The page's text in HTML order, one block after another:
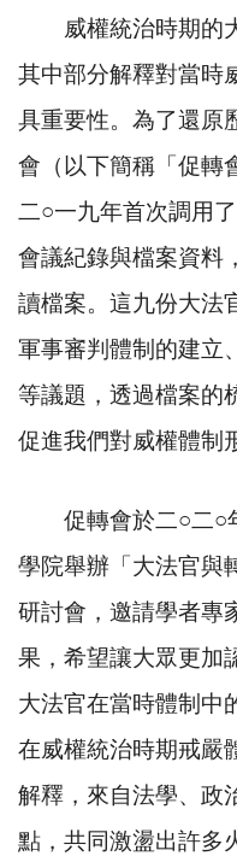
威權統治時期的大
其中部分解釋對當時
具重要性。為了還原
會（以下簡稱「促轉
二○一九年首次調用
會議紀錄與檔案資料
讀檔案。這九份大法
軍事審判體制的建立
等議題，透過檔案的
促進我們對威權體制
促轉會於二○二○
學院舉辦「大法官與
研討會，邀請學者專
果，希望讓大眾更加
大法官在當時體制中
在威權統治時期戒嚴
解釋，來自法學、政
點，共同激盪出許多